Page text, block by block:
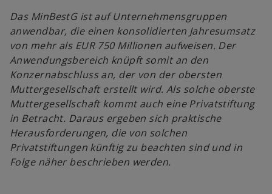
n
e
r
n
e
u
n
R
e
i
t
r
a
t
g
n
e
n
e
u
e
n
e
i
s
t
r
a
t
e
g
Das MinBestG ist auf Unternehmensgruppen
anwendbar, die einen konsolidierten Jahresumsatz
von mehr als EUR 750 Millionen aufweisen. Der
Anwendungsbereich knüpft somit an den
Konzernabschluss an, der von der obersten
Muttergesellschaft erstellt wird. Als solche oberste
Muttergesellschaft kommt auch eine Privatstiftung
in Betracht. Daraus ergeben sich praktische
Herausforderungen, die von solchen
Privatstiftungen künftig zu beachten sind und in
Folge näher beschrieben werden.